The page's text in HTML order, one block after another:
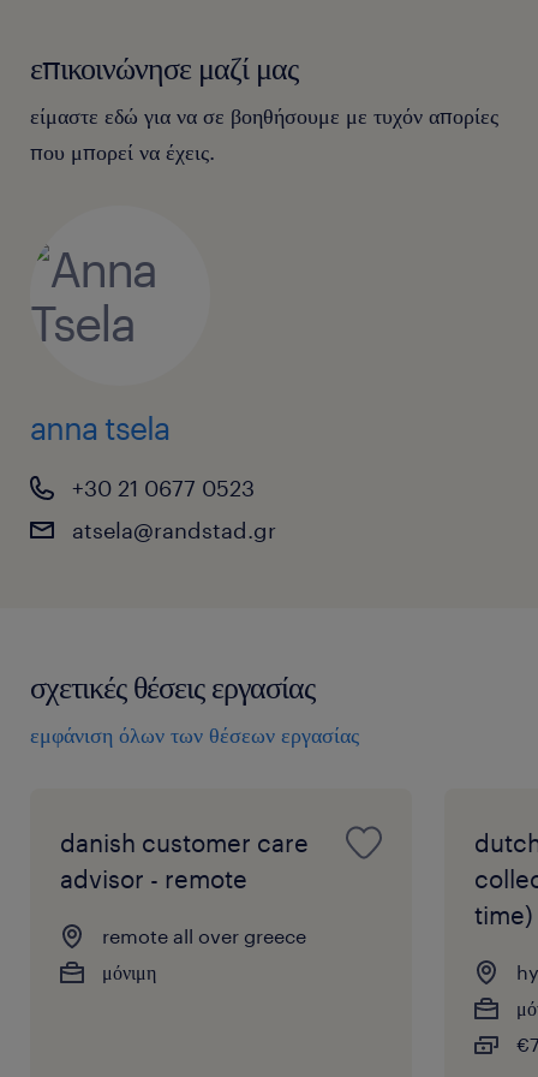
επικοινώνησε μαζί μας
είμαστε εδώ για να σε βοηθήσουμε με τυχόν απορίες
που μπορεί να έχεις.
anna tsela
+30 21 0677 0523
atsela@randstad.gr
σχετικές θέσεις εργασίας
εμφάνιση όλων των θέσεων εργασίας
danish customer care
advisor - remote
remote all over greece
μόνιμη
time)